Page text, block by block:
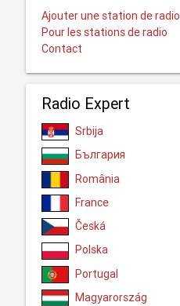
Ajouter une station de radio
Pour les stations de radio
Contact
Radio Expert
Srbija
България
România
France
Česká
Polska
Portugal
Magyarország